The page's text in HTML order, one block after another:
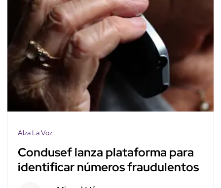
Alza La Voz
Condusef lanza plataforma para
identificar números fraudulentos